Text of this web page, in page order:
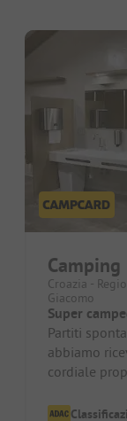
Croazia -
Giacomo
Super
Partiti
abbiamo
cordiale